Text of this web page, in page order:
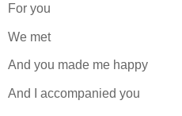
For you
We met
And you made me happy
And I accompanied you